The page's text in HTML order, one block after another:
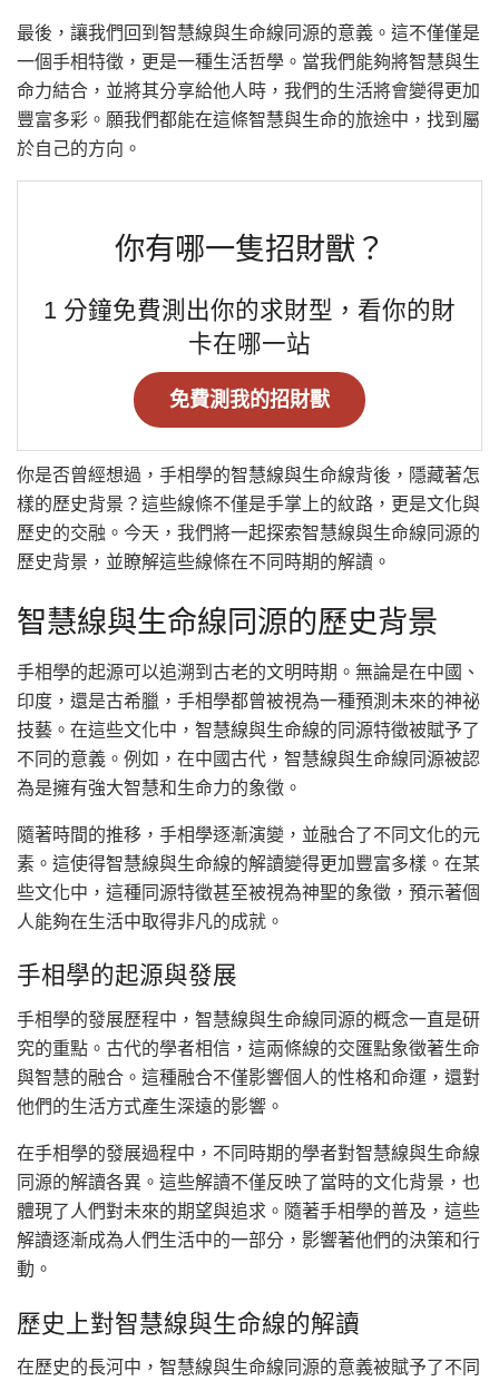
最後，讓我們回到智慧線與生命線同源的意義。這不僅僅是
一個手相特徵，更是一種生活哲學。當我們能夠將智慧與生
命力結合，並將其分享給他人時，我們的生活將會變得更加
豐富多彩。願我們都能在這條智慧與生命的旅途中，找到屬
於自己的方向。
你有哪一隻招財獸？
1 分鐘免費測出你的求財型，看你的財
卡在哪一站
免費測我的招財獸
你是否曾經想過，手相學的智慧線與生命線背後，隱藏著怎
樣的歷史背景？這些線條不僅是手掌上的紋路，更是文化與
歷史的交融。今天，我們將一起探索智慧線與生命線同源的
歷史背景，並瞭解這些線條在不同時期的解讀。
智慧線與生命線同源的歷史背景
手相學的起源可以追溯到古老的文明時期。無論是在中國、
印度，還是古希臘，手相學都曾被視為一種預測未來的神祕
技藝。在這些文化中，智慧線與生命線的同源特徵被賦予了
不同的意義。例如，在中國古代，智慧線與生命線同源被認
為是擁有強大智慧和生命力的象徵。
隨著時間的推移，手相學逐漸演變，並融合了不同文化的元
素。這使得智慧線與生命線的解讀變得更加豐富多樣。在某
些文化中，這種同源特徵甚至被視為神聖的象徵，預示著個
人能夠在生活中取得非凡的成就。
手相學的起源與發展
手相學的發展歷程中，智慧線與生命線同源的概念一直是研
究的重點。古代的學者相信，這兩條線的交匯點象徵著生命
與智慧的融合。這種融合不僅影響個人的性格和命運，還對
他們的生活方式產生深遠的影響。
在手相學的發展過程中，不同時期的學者對智慧線與生命線
同源的解讀各異。這些解讀不僅反映了當時的文化背景，也
體現了人們對未來的期望與追求。隨著手相學的普及，這些
解讀逐漸成為人們生活中的一部分，影響著他們的決策和行
動。
歷史上對智慧線與生命線的解讀
在歷史的長河中，智慧線與生命線同源的意義被賦予了不同